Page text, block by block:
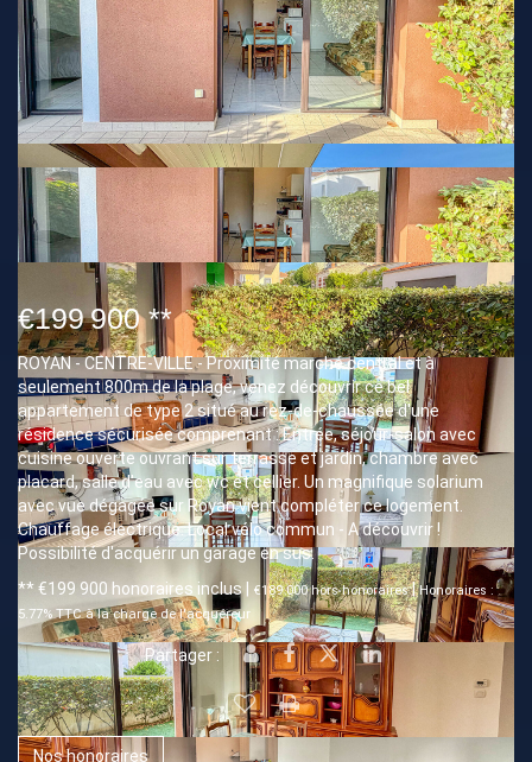
€199 900 **
ROYAN - CENTRE-VILLE - Proximité marché central et à
seulement 800m de la plage, venez découvrir ce bel
appartement de type 2 situé au rez-de-chaussée d'une
résidence sécurisée comprenant : Entrée, séjour-salon avec
cuisine ouverte ouvrant sur terrasse et jardin, chambre avec
placard, salle d'eau avec wc et cellier. Un magnifique solarium
avec vue dégagée sur Royan vient compléter ce logement.
Chauffage électrique. Local vélo commun - A découvrir !
Possibilité d'acquérir un garage en sus.
** €199 900 honoraires inclus €189 000 hors honoraires|Honoraires :
5.77% TTC à la charge de l'acquéreur
Partager :
Nos honoraires